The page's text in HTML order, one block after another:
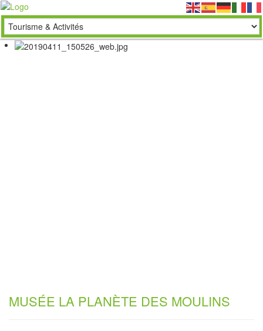
MUSÉE LA PLANÈTE DES MOULINS